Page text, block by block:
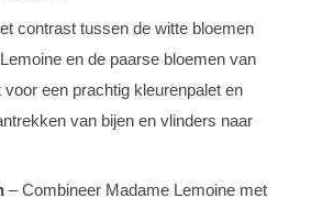
contrast tussen de witte bloemen
en de paarse bloemen van
voor een prachtig kleurenpalet en
van bijen en vlinders naar
– Combineer Madame Lemoine met